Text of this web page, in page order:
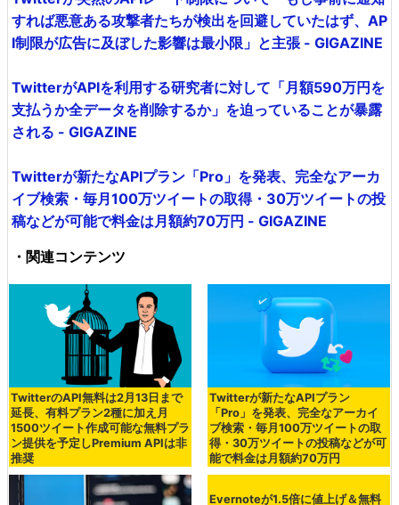
すれば悪意ある攻撃者たちが検出を回避していたはず、AP
I制限が広告に及ぼした影響は最小限」と主張 - GIGAZINE
TwitterがAPIを利用する研究者に対して「月額590万円を
支払うか全データを削除するか」を迫っていることが暴露
される - GIGAZINE
Twitterが新たなAPIプラン「Pro」を発表、完全なアーカ
イブ検索・毎月100万ツイートの取得・30万ツイートの投
稿などが可能で料金は月額約70万円 - GIGAZINE
・関連コンテンツ
TwitterのAPI無料は2月13日まで
延長、有料プラン2種に加え月
1500ツイート作成可能な無料プラ
ン提供を予定しPremium APIは非
推奨
Twitterが新たなAPIプラン
「Pro」を発表、完全なアーカイ
ブ検索・毎月100万ツイートの取
得・30万ツイートの投稿などが可
能で料金は月額約70万円